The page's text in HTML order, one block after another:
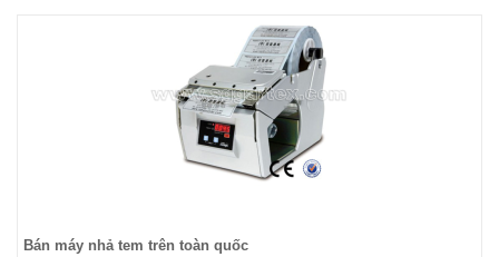
Bán máy nhả tem trên toàn quốc